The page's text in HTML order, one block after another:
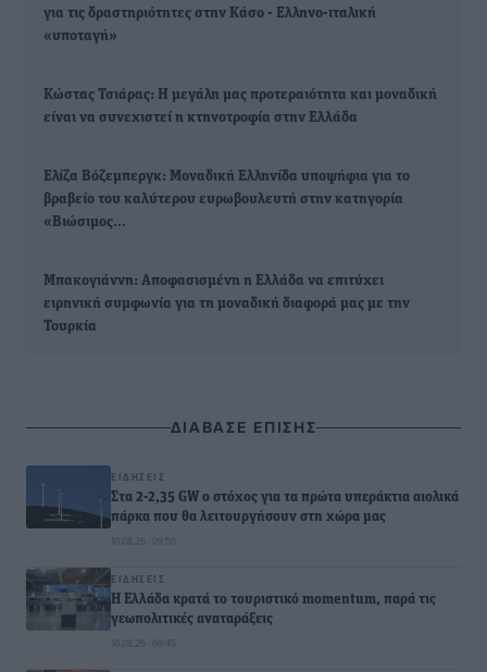
για τις δραστηριότητες στην Κάσο - Ελληνο-ιταλική
«υποταγή»
Κώστας Τσιάρας: Η μεγάλη μας προτεραιότητα και μοναδική
είναι να συνεχιστεί η κτηνοτροφία στην Ελλάδα
Ελίζα Βόζεμπεργκ: Μοναδική Ελληνίδα υποψήφια για το
βραβείο του καλύτερου ευρωβουλευτή στην κατηγορία
«Βιώσιμος…
Μπακογιάννη: Αποφασισμένη η Ελλάδα να επιτύχει
ειρηνική συμφωνία για τη μοναδική διαφορά μας με την
Τουρκία
ΔΙΑΒΑΣΕ ΕΠΙΣΗΣ
ΕΙΔΉΣΕΙΣ
Στα 2-2,35 GW ο στόχος για τα πρώτα υπεράκτια αιολικά
πάρκα που θα λειτουργήσουν στη χώρα μας
10.08.26 · 09:50
ΕΙΔΉΣΕΙΣ
Η Ελλάδα κρατά το τουριστικό momentum, παρά τις
γεωπολιτικές αναταράξεις
10.08.26 · 09:45